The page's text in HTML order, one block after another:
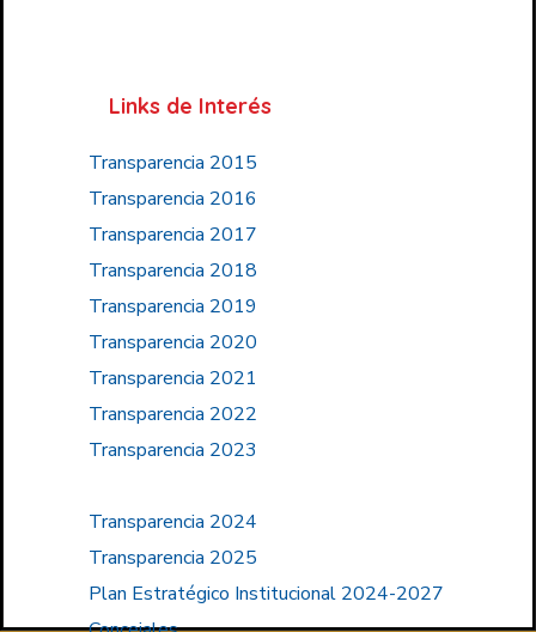
Links de Interés
Transparencia 2015
Transparencia 2016
Transparencia 2017
Transparencia 2018
Transparencia 2019
Transparencia 2020
Transparencia 2021
Transparencia 2022
Transparencia 2023
Transparencia 2024
Transparencia 2025
Plan Estratégico Institucional 2024-2027